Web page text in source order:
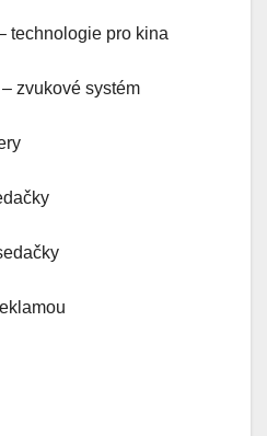
technologie pro kina
– zvukové systém